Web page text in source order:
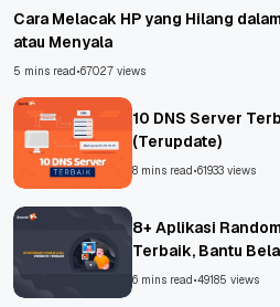
Cara Melacak HP yang Hilang
atau Menyala
5 mins read •67027 views
10 DNS Server
(Terupdate)
8 mins read •61933 views
8+ Aplikasi
Terbaik, Bantu
Asing!
6 mins read •49185 views